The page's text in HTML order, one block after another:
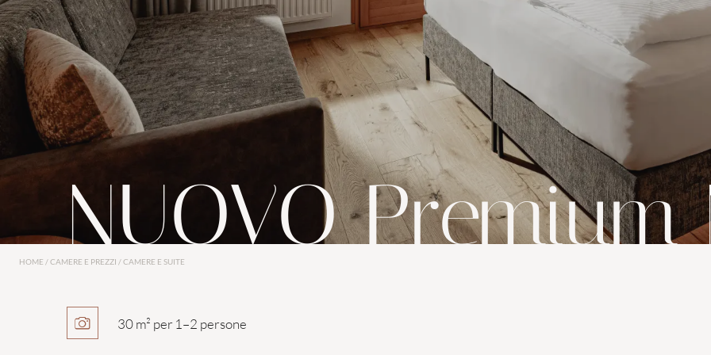
NUOVO Premium
HOME /CAMERE E PREZZI /CAMERE E SUITE
30 m² per1–2 persone
da825,00 €a persona
Pensione ¾ gourmet incl. per 4 notti
ESTATE WELLNESS
SPECIALE RELAX
14/5/2026-11/10/2026
1.590,00 €a persona
Pensione ¾ gourmet incl. per
HUBERHOF FAMILY
19/7/2026-5/9/2026
PRENOTA